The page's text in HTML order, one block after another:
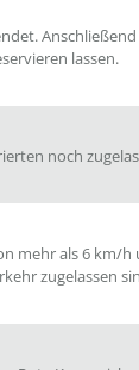
lassen.
noch
mehr als 6 km/
zugelassen